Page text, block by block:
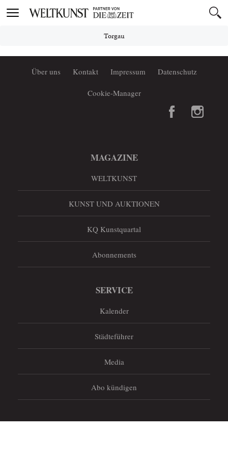
Toggle
Torgau
Über uns Kontakt Impressum Datenschutz
Cookie-Manager
MAGAZINE
WELTKUNST
KUNST UND AUKTIONEN
KQ Kunstquartal
Abonnements
SERVICE
Kalender
Städteführer
Media
Abo kündigen